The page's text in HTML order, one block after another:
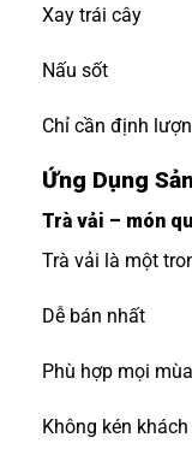
Xay trái cây
Nấu sốt
Chỉ cần định
Ứng Dụng
Trà vải – món
Trà vải là một
Dễ bán nhất
Phù hợp mọi mùa
Không kén khách